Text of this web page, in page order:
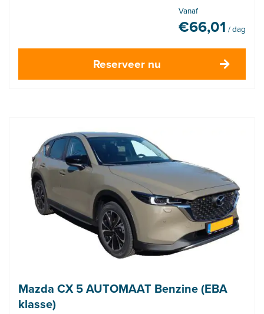
Vanaf
€66,01 / dag
Reserveer nu
Mazda CX 5 AUTOMAAT Benzine (EBA
klasse)